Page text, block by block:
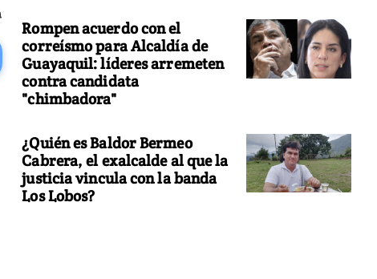
Rompen acuerdo con el
correísmo para Alcaldía de
Guayaquil: líderes arremeten
contra candidata
"chimbadora"
¿Quién es Baldor Bermeo
Cabrera, el exalcalde al que la
justicia vincula con la banda
Los Lobos?